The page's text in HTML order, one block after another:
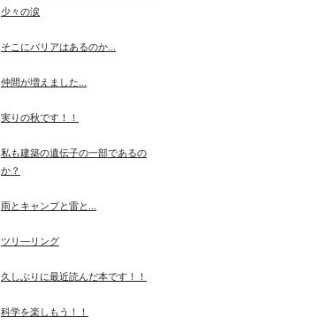
少々の涙
そこにバリアはあるのか...
仲間が増えました...
実りの秋です！！
私も建築の遺伝子の一部であるの
か？
雨とキャンプと雷と...
ツリ―リング
久しぶりに最近読んだ本です！！
科学を楽しもう！！